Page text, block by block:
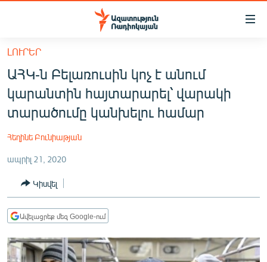
Մատչելիության
հիմնական
բովանդակությանը
Անցնել
հիմնական
մենյուին
ՔԱՂԱՔԱԿԱՆ
ՏՆՏԵՍՈՒԹՅՈՒՆ
ՂԱՐԱԲԱՂ
ՏԱՐԱԾԱՇՐՋԱՆ
ԼՈՒՐԵՐ
ԱՀԿ-ն Բելառուսին կոչ է անում
կարանտին հայտարարել՝ վարակի
տարածումը կանխելու համար
Հեղինե Բունիաթյան
ապրիլ 21, 2020
Կիսվել
Ավելացրեք մեզ Google-ում